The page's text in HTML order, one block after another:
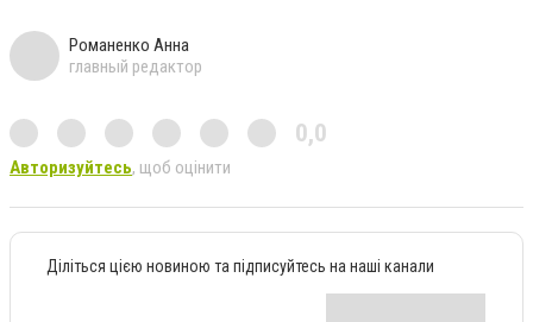
Романенко Анна
главный редактор
0,0
Авторизуйтесь, щоб оцінити
Діліться цією новиною та підписуйтесь на наші канали